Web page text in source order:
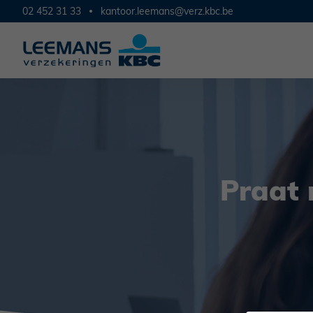
02 452 31 33 kantoor.leemans@verz.kbc.be
Praat